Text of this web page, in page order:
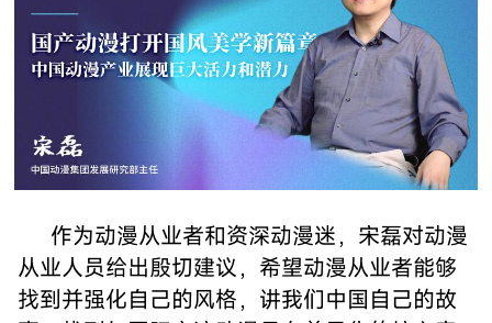
作为动漫从业者和资深动漫迷，宋磊对动漫
从业人员给出殷切建议，希望动漫从业者能够
找到并强化自己的风格，讲我们中国自己的故